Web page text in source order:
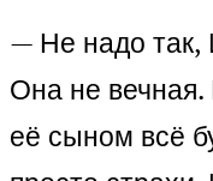
— Не надо
Она не вечная.
её сыном всё